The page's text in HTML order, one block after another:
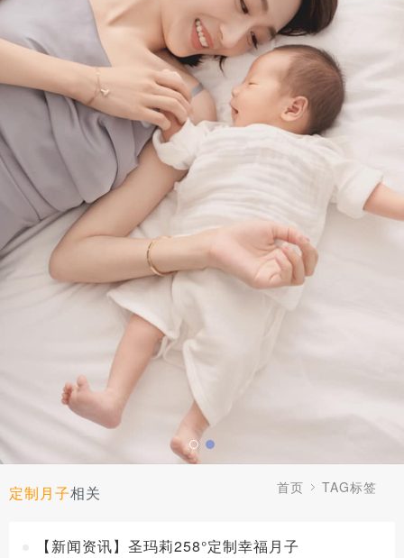
定制月子相关 首页 TAG标签
【新闻资讯】圣玛莉258°定制幸福月子